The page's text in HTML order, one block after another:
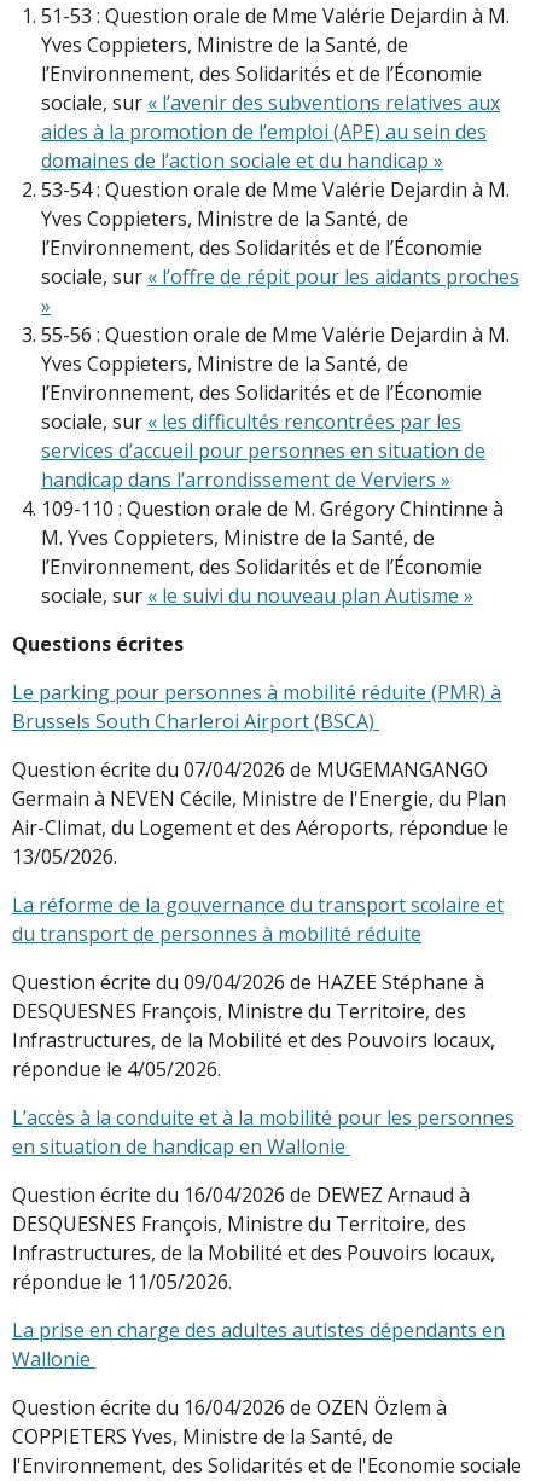
51-53 : Question orale de Mme Valérie Dejardin à M.
Yves Coppieters, Ministre de la Santé, de
l’Environnement, des Solidarités et de l’Économie
sociale, sur « l’avenir des subventions relatives aux
aides à la promotion de l’emploi (APE) au sein des
domaines de l’action sociale et du handicap »
53-54 : Question orale de Mme Valérie Dejardin à M.
Yves Coppieters, Ministre de la Santé, de
l’Environnement, des Solidarités et de l’Économie
sociale, sur « l’offre de répit pour les aidants proches
»
55-56 : Question orale de Mme Valérie Dejardin à M.
Yves Coppieters, Ministre de la Santé, de
l’Environnement, des Solidarités et de l’Économie
sociale, sur « les difficultés rencontrées par les
services d’accueil pour personnes en situation de
handicap dans l’arrondissement de Verviers »
109-110 : Question orale de M. Grégory Chintinne à
M. Yves Coppieters, Ministre de la Santé, de
l’Environnement, des Solidarités et de l’Économie
sociale, sur « le suivi du nouveau plan Autisme »
Questions écrites
Le parking pour personnes à mobilité réduite (PMR) à
Brussels South Charleroi Airport (BSCA)
Question écrite du 07/04/2026 de MUGEMANGANGO
Germain à NEVEN Cécile, Ministre de l'Energie, du Plan
Air-Climat, du Logement et des Aéroports, répondue le
13/05/2026.
La réforme de la gouvernance du transport scolaire et
du transport de personnes à mobilité réduite
Question écrite du 09/04/2026 de HAZEE Stéphane à
DESQUESNES François, Ministre du Territoire, des
Infrastructures, de la Mobilité et des Pouvoirs locaux,
répondue le 4/05/2026.
L’accès à la conduite et à la mobilité pour les personnes
en situation de handicap en Wallonie
Question écrite du 16/04/2026 de DEWEZ Arnaud à
DESQUESNES François, Ministre du Territoire, des
Infrastructures, de la Mobilité et des Pouvoirs locaux,
répondue le 11/05/2026.
La prise en charge des adultes autistes dépendants en
Wallonie
Question écrite du 16/04/2026 de OZEN Özlem à
COPPIETERS Yves, Ministre de la Santé, de
l'Environnement, des Solidarités et de l'Economie sociale